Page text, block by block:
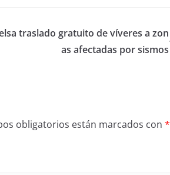
traslado gratuito de víveres a zon
as afectadas por sismos
obligatorios están marcados con *